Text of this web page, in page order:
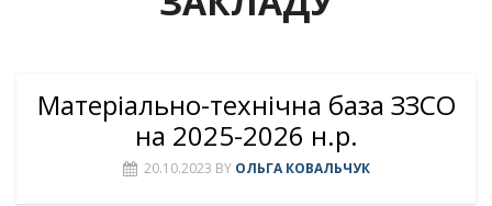
Матеріально-технічна база ЗЗСО
на 2025-2026 н.р.
20.10.2023 BY ОЛЬГА КОВАЛЬЧУК